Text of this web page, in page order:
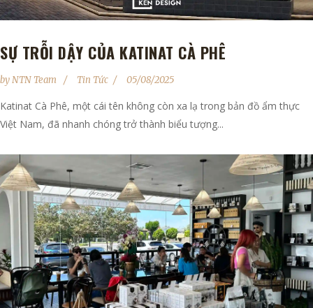
SỰ TRỖI DẬY CỦA KATINAT CÀ PHÊ
byNTN Team Tin Tức 05/08/2025
Katinat Cà Phê, một cái tên không còn xa lạ trong bản đồ ẩm thực
Việt Nam, đã nhanh chóng trở thành biểu tượng...